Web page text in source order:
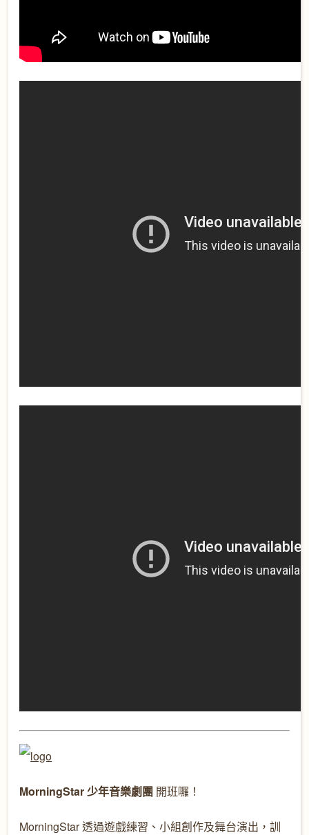
MorningStar 少年音樂劇團 開班囉！
MorningStar 透過遊戲練習、小組創作及舞台演出，訓